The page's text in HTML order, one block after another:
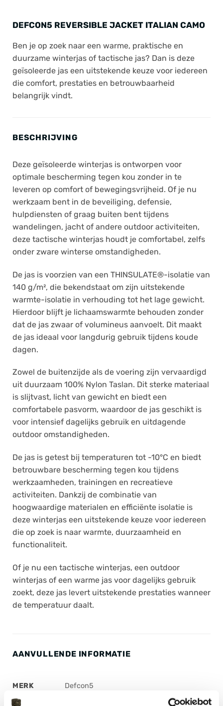
DEFCON5 REVERSIBLE JACKET ITALIAN CAMO
Ben je op zoek naar een warme, praktische en
duurzame winterjas of tactische jas? Dan is deze
geïsoleerde jas een uitstekende keuze voor iedereen
die comfort, prestaties en betrouwbaarheid
belangrijk vindt.
BESCHRIJVING
Deze geïsoleerde winterjas is ontworpen voor
optimale bescherming tegen kou zonder in te
leveren op comfort of bewegingsvrijheid. Of je nu
werkzaam bent in de beveiliging, defensie,
hulpdiensten of graag buiten bent tijdens
wandelingen, jacht of andere outdoor activiteiten,
deze tactische winterjas houdt je comfortabel, zelfs
onder zware winterse omstandigheden.
De jas is voorzien van een THINSULATE®-isolatie van
140 g/m², die bekendstaat om zijn uitstekende
warmte-isolatie in verhouding tot het lage gewicht.
Hierdoor blijft je lichaamswarmte behouden zonder
dat de jas zwaar of volumineus aanvoelt. Dit maakt
de jas ideaal voor langdurig gebruik tijdens koude
dagen.
Zowel de buitenzijde als de voering zijn vervaardigd
uit duurzaam 100% Nylon Taslan. Dit sterke materiaal
is slijtvast, licht van gewicht en biedt een
comfortabele pasvorm, waardoor de jas geschikt is
voor intensief dagelijks gebruik en uitdagende
outdoor omstandigheden.
De jas is getest bij temperaturen tot -10°C en biedt
betrouwbare bescherming tegen kou tijdens
werkzaamheden, trainingen en recreatieve
activiteiten. Dankzij de combinatie van
hoogwaardige materialen en efficiënte isolatie is
deze winterjas een uitstekende keuze voor iedereen
die op zoek is naar warmte, duurzaamheid en
functionaliteit.
Of je nu een tactische winterjas, een outdoor
winterjas of een warme jas voor dagelijks gebruik
zoekt, deze jas levert uitstekende prestaties wanneer
de temperatuur daalt.
AANVULLENDE INFORMATIE
MERK Defcon5